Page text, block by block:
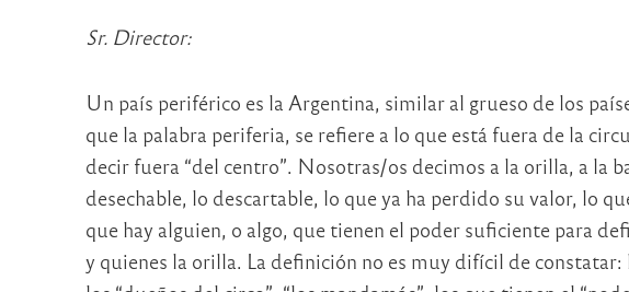
Sr. Director:
Un país periférico es la Argentina, similar al grueso de los
que la palabra periferia, se refiere a lo que está fuera de la
decir fuera “del centro”. Nosotras/os decimos a la orilla, a la
desechable, lo descartable, lo que ya ha perdido su valor, lo
que hay alguien, o algo, que tienen el poder suficiente para
y quienes la orilla. La definición no es muy difícil de constatar: